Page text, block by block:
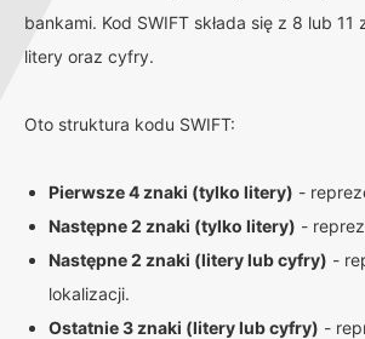
bankami. Kod SWIFT składa się z 8 lub 11
litery oraz cyfry.
Oto struktura kodu SWIFT:
Pierwsze 4 znaki (tylko litery) -
Następne 2 znaki (tylko litery) -
Następne 2 znaki (litery lub cyfry) -
lokalizacji.
Ostatnie 3 znaki (litery lub cyfry) -